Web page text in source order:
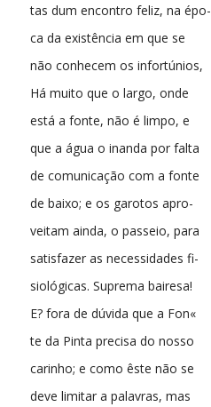
tas dum encontro feliz, na épo-
ca da existência em que se
não conhecem os infortúnios,
Há muito que o largo, onde
está a fonte, não é limpo, e
que a água o inanda por falta
de comunicação com a fonte
de baixo; e os garotos apro-
veitam ainda, o passeio, para
satisfazer as necessidades fi-
siológicas. Suprema bairesa!
E? fora de dúvida que a Fon«
te da Pinta precisa do nosso
carinho; e como êste não se
deve limitar a palavras, mas